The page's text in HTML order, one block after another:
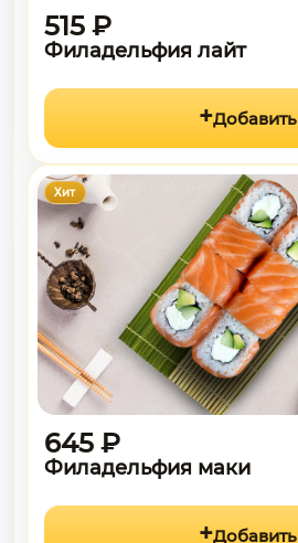
515 ₽
Филадельфия лайт
Добавить
Хит
645 ₽
Филадельфия маки
Добавить